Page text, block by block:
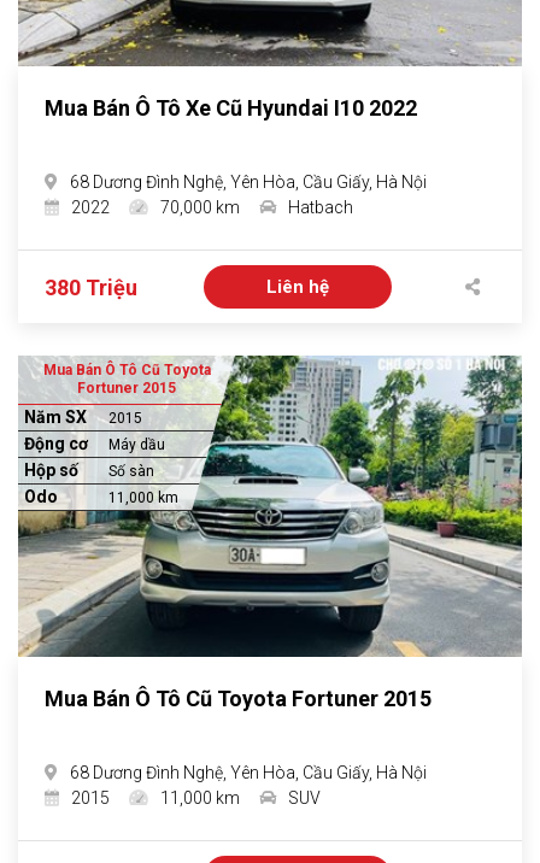
Mua Bán Ô Tô Xe Cũ Hyundai I10 2022
68 Dương Đình Nghệ, Yên Hòa, Cầu Giấy, Hà Nội
2022
70,000 km Hatbach
380 Triệu Liên hệ
Mua Bán Ô Tô Cũ Toyota
Fortuner 2015
Năm SX 2015
Động cơ Máy dầu
Hộp số Số sàn
Odo 11,000 km
Mua Bán Ô Tô Cũ Toyota Fortuner 2015
68 Dương Đình Nghệ, Yên Hòa, Cầu Giấy, Hà Nội
2015
11,000 km SUV